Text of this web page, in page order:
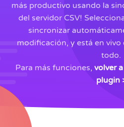
más productivo usando la
del servidor CSV!
sincronizar
modificación, y está en vivo
todo.
Para más funciones, volver
plugin